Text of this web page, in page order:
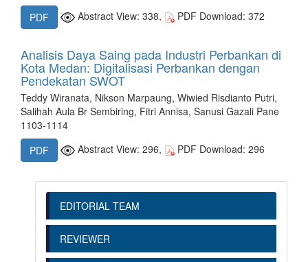
PDF
Abstract View: 338, PDF Download: 372
Analisis Daya Saing pada Industri Perbankan di
Kota Medan: Digitalisasi Perbankan dengan
Pendekatan SWOT
Teddy Wiranata, Nikson Marpaung, Wiwied Risdianto Putri,
Salihah Aula Br Sembiring, Fitri Annisa, Sanusi Gazali Pane
1103-1114
PDF
Abstract View: 296, PDF Download: 296
EDITORIAL TEAM
REVIEWER